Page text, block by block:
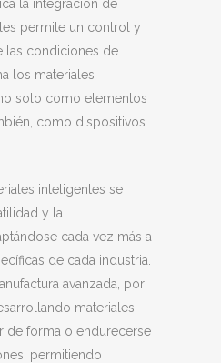
la integración de
permite un control y
las condiciones de
los materiales
solo como elementos
como dispositivos
inteligentes se
y la
cada vez más a
de cada industria.
avanzada, por
materiales
de forma o endurecerse
permitiendo